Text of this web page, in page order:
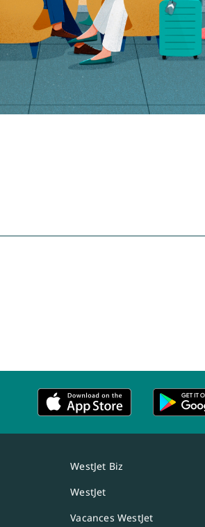
WestJet Biz
WestJet
Vacances WestJet